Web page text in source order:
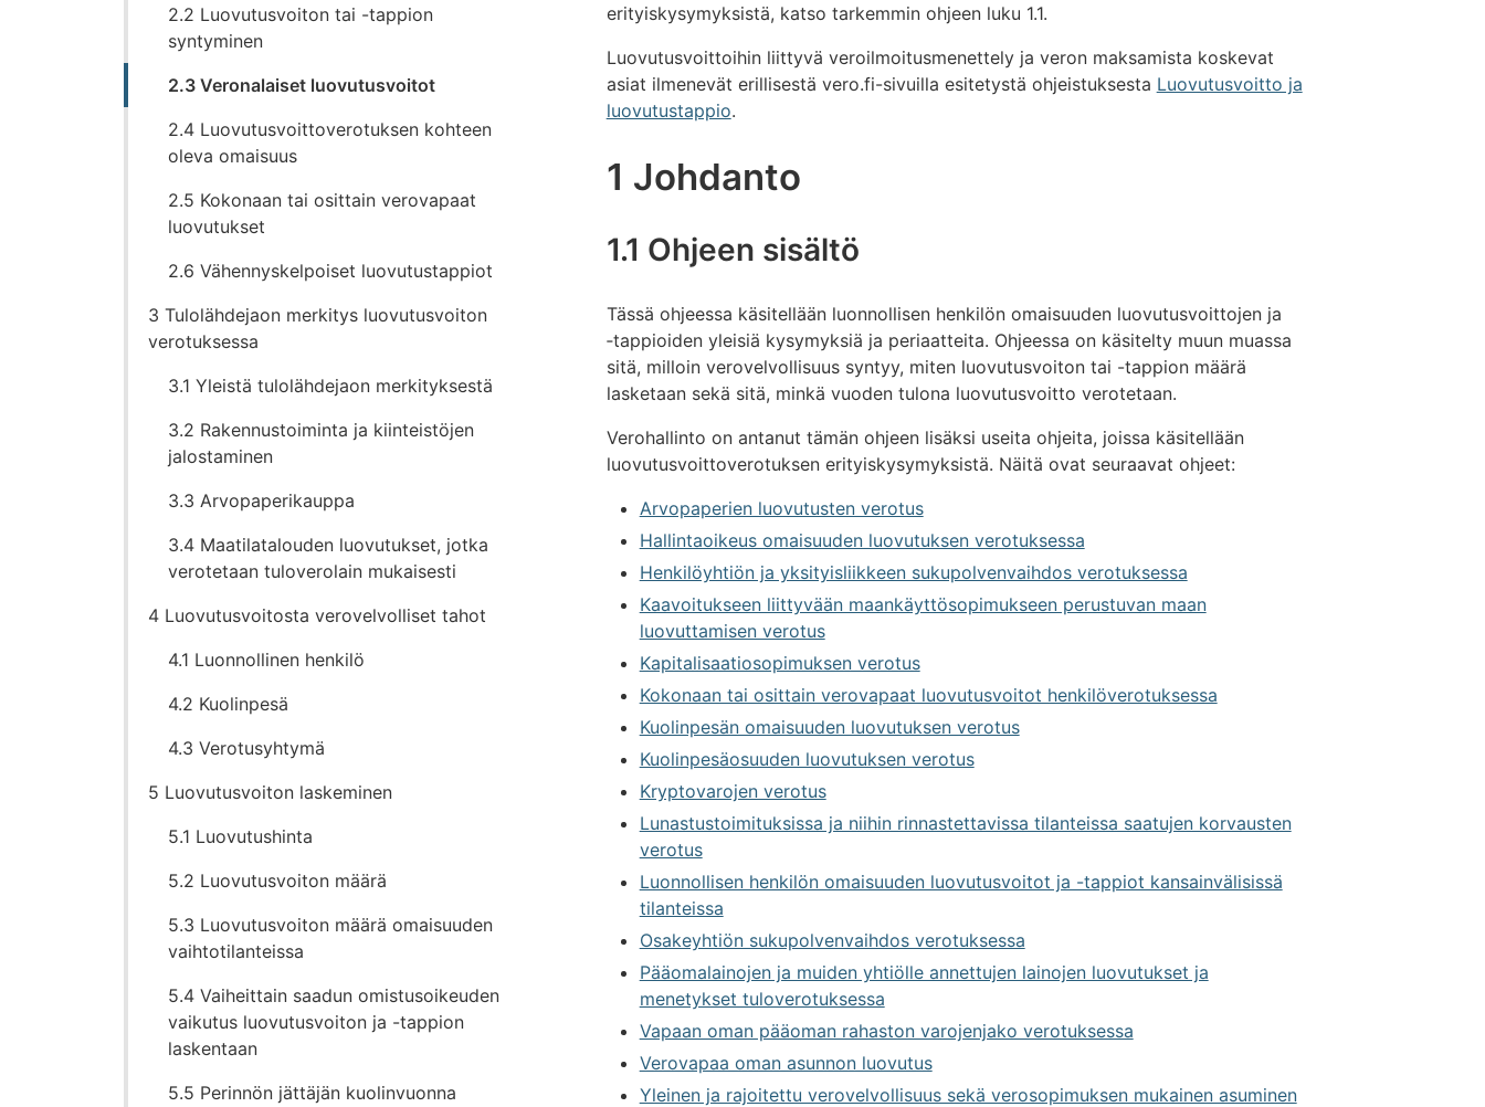
2.2 Luovutusvoiton tai -tappion
syntyminen
2.3 Veronalaiset luovutusvoitot
2.4 Luovutusvoittoverotuksen kohteen
oleva omaisuus
2.5 Kokonaan tai osittain verovapaat
luovutukset
2.6 Vähennyskelpoiset luovutustappiot
3 Tulolähdejaon merkitys luovutusvoiton
verotuksessa
3.1 Yleistä tulolähdejaon merkityksestä
3.2 Rakennustoiminta ja kiinteistöjen
jalostaminen
3.3 Arvopaperikauppa
3.4 Maatilatalouden luovutukset, jotka
verotetaan tuloverolain mukaisesti
4 Luovutusvoitosta verovelvolliset tahot
4.1 Luonnollinen henkilö
4.2 Kuolinpesä
4.3 Verotusyhtymä
5 Luovutusvoiton laskeminen
5.1 Luovutushinta
5.2 Luovutusvoiton määrä
5.3 Luovutusvoiton määrä omaisuuden
vaihtotilanteissa
5.4 Vaiheittain saadun omistusoikeuden
vaikutus luovutusvoiton ja -tappion
laskentaan
5.5 Perinnön jättäjän kuolinvuonna
erityiskysymyksistä, katso tarkemmin ohjeen luku 1.1.
Luovutusvoittoihin liittyvä veroilmoitusmenettely ja veron maksamista koskevat
asiat ilmenevät erillisestä vero.fi-sivuilla esitetystä ohjeistuksesta Luovutusvoitto ja
luovutustappio.
1 Johdanto
1.1 Ohjeen sisältö
Tässä ohjeessa käsitellään luonnollisen henkilön omaisuuden luovutusvoittojen ja
‑tappioiden yleisiä kysymyksiä ja periaatteita. Ohjeessa on käsitelty muun muassa
sitä, milloin verovelvollisuus syntyy, miten luovutusvoiton tai -tappion määrä
lasketaan sekä sitä, minkä vuoden tulona luovutusvoitto verotetaan.
Verohallinto on antanut tämän ohjeen lisäksi useita ohjeita, joissa käsitellään
luovutusvoittoverotuksen erityiskysymyksistä. Näitä ovat seuraavat ohjeet:
Arvopaperien luovutusten verotus
Hallintaoikeus omaisuuden luovutuksen verotuksessa
Henkilöyhtiön ja yksityisliikkeen sukupolvenvaihdos verotuksessa
Kaavoitukseen liittyvään maankäyttösopimukseen perustuvan maan
luovuttamisen verotus
Kapitalisaatiosopimuksen verotus
Kokonaan tai osittain verovapaat luovutusvoitot henkilöverotuksessa
Kuolinpesän omaisuuden luovutuksen verotus
Kuolinpesäosuuden luovutuksen verotus
Kryptovarojen verotus
Lunastustoimituksissa ja niihin rinnastettavissa tilanteissa saatujen korvausten
verotus
Luonnollisen henkilön omaisuuden luovutusvoitot ja -tappiot kansainvälisissä
tilanteissa
Osakeyhtiön sukupolvenvaihdos verotuksessa
Pääomalainojen ja muiden yhtiölle annettujen lainojen luovutukset ja
menetykset tuloverotuksessa
Vapaan oman pääoman rahaston varojenjako verotuksessa
Verovapaa oman asunnon luovutus
Yleinen ja rajoitettu verovelvollisuus sekä verosopimuksen mukainen asuminen